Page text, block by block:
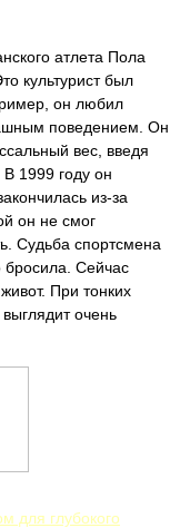
атлета Пола
культурист был
он любил
поведением. Он
вес, введя
1999 году он
из-за
он не смог
Судьба спортсмена
бросила. Сейчас
При тонких
очень
для глубокого